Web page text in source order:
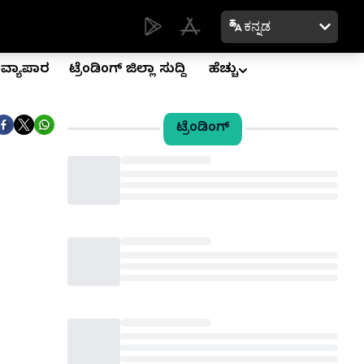
ಕನ್ನಡ
ವ್ಯಾಪಾರ ಟ್ರೆಂಡಿಂಗ್ ಜಿಲ್ಲಾ ಸುದ್ದಿ ಹೆಚ್ಚು
ಟ್ರೆಂಡಿಂಗ್